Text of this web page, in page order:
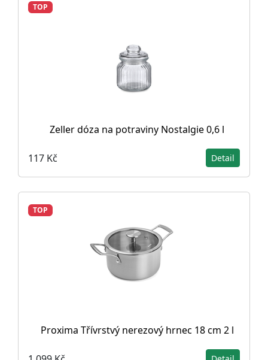
TOP
Zeller dóza na potraviny Nostalgie 0,6 l
117 Kč Detail
TOP
Proxima Třívrstvý nerezový hrnec 18 cm 2 l